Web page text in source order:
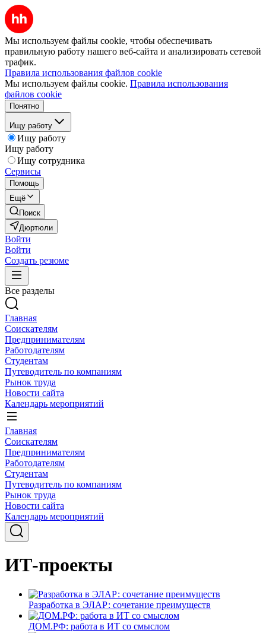
Мы используем файлы cookie, чтобы обеспечивать
правильную работу нашего веб-сайта и анализировать сетевой
трафик.
Правила использования файлов cookie
Мы используем файлы cookie. Правила использования
файлов cookie
Понятно
Ищу работу
Ищу работу
Ищу работу
Ищу сотрудника
Сервисы
Помощь
Ещё
Поиск
Дюртюли
Войти
Войти
Создать резюме
Все разделы
Главная
Соискателям
Предпринимателям
Работодателям
Студентам
Путеводитель по компаниям
Рынок труда
Новости сайта
Календарь мероприятий
Главная
Соискателям
Предпринимателям
Работодателям
Студентам
Путеводитель по компаниям
Рынок труда
Новости сайта
Календарь мероприятий
ИТ-проекты
Разработка в ЭЛАР: сочетание преимуществ
ДОМ.РФ: работа в ИТ со смыслом